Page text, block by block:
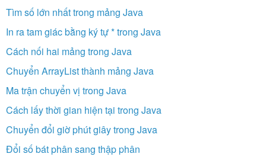
Tìm số lớn nhất trong mảng Java
In ra tam giác bằng ký tự * trong Java
Cách nối hai mảng trong Java
Chuyển ArrayList thành mảng Java
Ma trận chuyển vị trong Java
Cách lấy thời gian hiện tại trong Java
Chuyển đổi giờ phút giây trong Java
Đổi số bát phân sang thập phân